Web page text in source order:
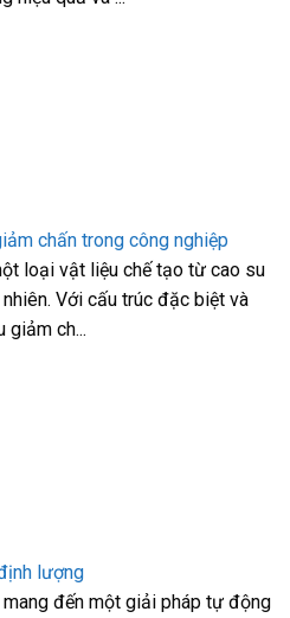
chấn trong công nghiệp
loại vật liệu chế tạo từ cao su
Với cấu trúc đặc biệt và
giảm ch...
lượng
đến một giải pháp tự động